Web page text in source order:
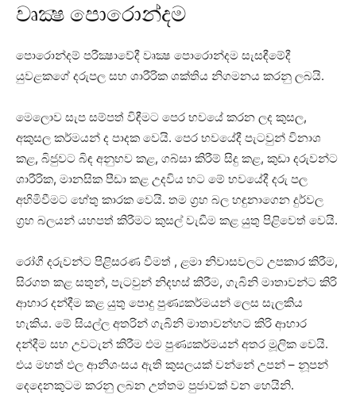
වෘක්‍ෂ පොරොන්දම
පොරොන්දම් පරීක්‍ෂාවේදී වෘක්‍ෂ පොරොන්දම සැසඳීමේදී
යුවළකගේ දරුපල සහ ශාරීරික ශක්‌තිය නිගමනය කරනු ලබයි.
මෙලොව සැප සම්පත් විඳීමට පෙර භවයේ කරන ලද කුසල,
අකුසල කර්මයන් ද පාදක වෙයි. පෙර භවයේදී පැටවුන් විනාශ
කළ, බිජුවට බිඳ අනුභව කළ, ගබ්සා කිරීම් සිදු කළ, කුඩා දරුවන්ට
ශාරීරික, මානසික පීඩා කළ උදවිය හට මේ භවයේදී දරු පල
අහිමිවීමට හේතු කාරක වෙයි. තම ග්‍රහ බල හඳුනාගෙන දුර්වල
ග්‍රහ බලයන් යහපත් කිරීමට කුසල් වැඩීම කළ යුතු පිළිවෙත් වෙයි.
රෝගී දරුවන්ට පිළිසරණ වීමත් , ළමා නිවාසවලට උපකාර කිරීම,
සිරගත කළ සතුන්, පැටවුන් නිදහස්‌ කිරීම, ගැබිනි මාතාවන්ට කිරි
ආහාර දන්දීම කළ යුතු පොදු පුණ්‍යකර්මයන් ලෙස සැලකිය
හැකිය. මේ සියල්ල අතරින් ගැබිනි මාතාවන්හට කිරි ආහාර
දන්දීම සහ උවටැන් කිරීම එම පුණ්‍යකර්මයන් අතර මූලික වෙයි.
එය මහත් ඵල ආනිශංසය ඇති කුසලයක්‌ වන්නේ උපන් – නූපන්
දෙදෙනකුටම කරනු ලබන උත්තම පුජාවක්‌ වන හෙයිනි.